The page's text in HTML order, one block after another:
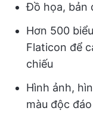
Đồ họa, bản
Hơn 500
Flaticon để
chiếu
Hình ảnh,
màu độc đáo